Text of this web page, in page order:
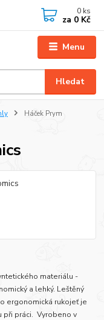
Menu
Hledat
0 ks
za 0 Kč
Háček Prym
materiálu -
a lehký. Leštěný
ergonomická rukojeť je
při práci. Vyrobeno v